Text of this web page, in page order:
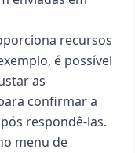
recursos
é possível
as
confirmar a
respondê-las.
menu de